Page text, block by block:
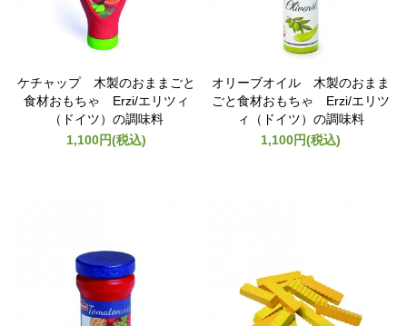
ケチャップ 木製のおままごと
食材おもちゃ Erzi/エリツィ
（ドイツ）の調味料
1,100円(税込)
オリーブオイル 木製のおまま
ごと食材おもちゃ Erzi/エリツ
ィ（ドイツ）の調味料
1,100円(税込)